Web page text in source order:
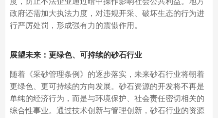
政府还需加大执法力度，对违规开采、破坏生态的行为进
行严厉处罚，形成强有力的震慑作用。
展望未来：更绿色、可持续的砂石行业
随着《采砂管理条例》的逐步落实，未来砂石行业将朝着
更绿色、更可持续的方向发展。砂石资源的开发将不再是
单纯的经济行为，而是与环境保护、社会责任密切相关的
综合性事业。通过技术创新与管理创新，砂石行业的资源